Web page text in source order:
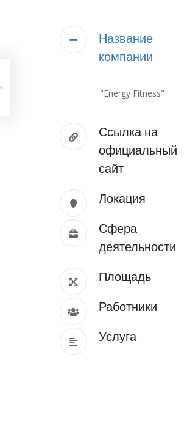
Название
компании
"Energy Fitness"
Ссылка на
официальный
сайт
Локация
Сфера
деятельности
Площадь
Работники
Услуга